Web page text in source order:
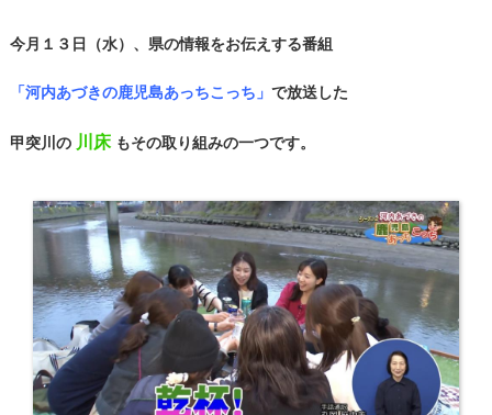
今月１３日（水）、県の情報をお伝えする番組
「河内あづきの鹿児島あっちこっち」 で放送した
甲突川の 川床もその取り組みの一つです。